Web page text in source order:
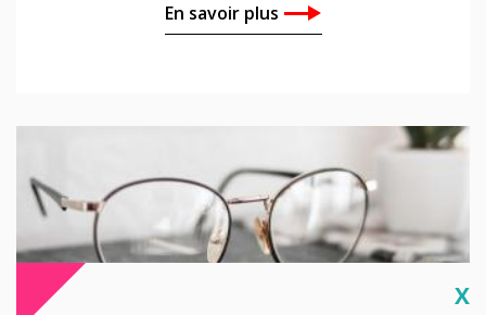
En savoir plus
X